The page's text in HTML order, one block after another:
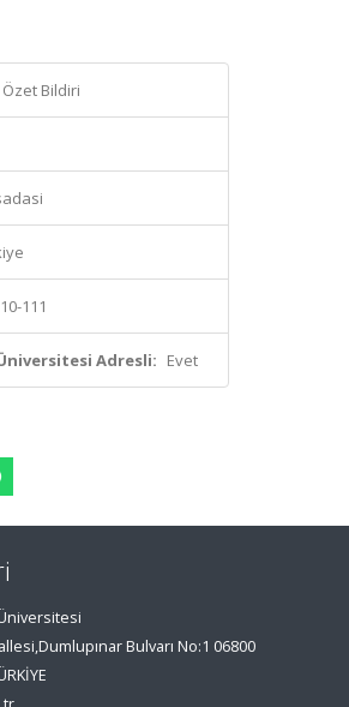
Bildiri
111
Adresli: Evet
Bulvarı No:1 06800